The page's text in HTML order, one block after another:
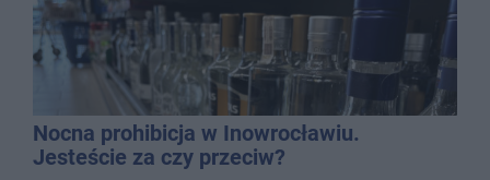
Nocna prohibicja w Inowrocławiu.
Jesteście za czy przeciw?